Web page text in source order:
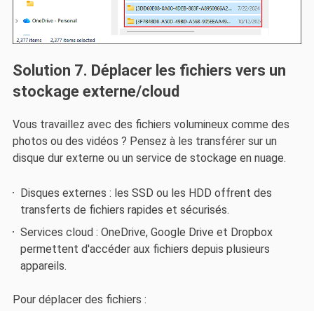
Solution 7. Déplacer les fichiers vers un
stockage externe/cloud
Vous travaillez avec des fichiers volumineux comme des
photos ou des vidéos ? Pensez à les transférer sur un
disque dur externe ou un service de stockage en nuage.
Disques externes : les SSD ou les HDD offrent des
transferts de fichiers rapides et sécurisés.
Services cloud : OneDrive, Google Drive et Dropbox
permettent d'accéder aux fichiers depuis plusieurs
appareils.
Pour déplacer des fichiers :